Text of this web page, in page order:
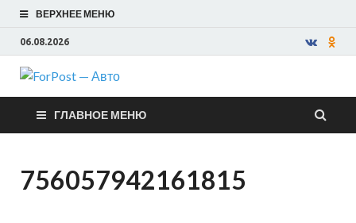
ВЕРХНЕЕ МЕНЮ
06.08.2026
ForPost —
Авто
ГЛАВНОЕ МЕНЮ
756057942161815